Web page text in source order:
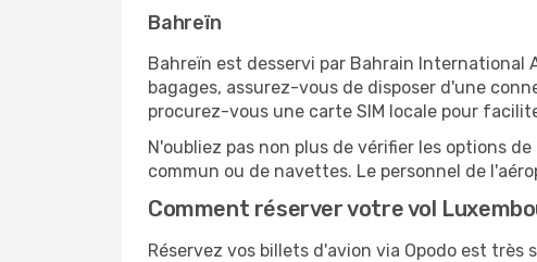
Bahreïn
Bahreïn est desservi par Bahrain International
bagages, assurez-vous de disposer d'une
procurez-vous une carte SIM locale pour
N'oubliez pas non plus de vérifier les options
commun ou de navettes. Le personnel de
Comment réserver votre vol
Réservez vos billets d'avion via Opodo est